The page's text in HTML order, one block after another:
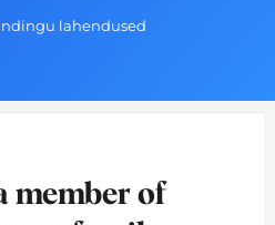
lahendused
member of